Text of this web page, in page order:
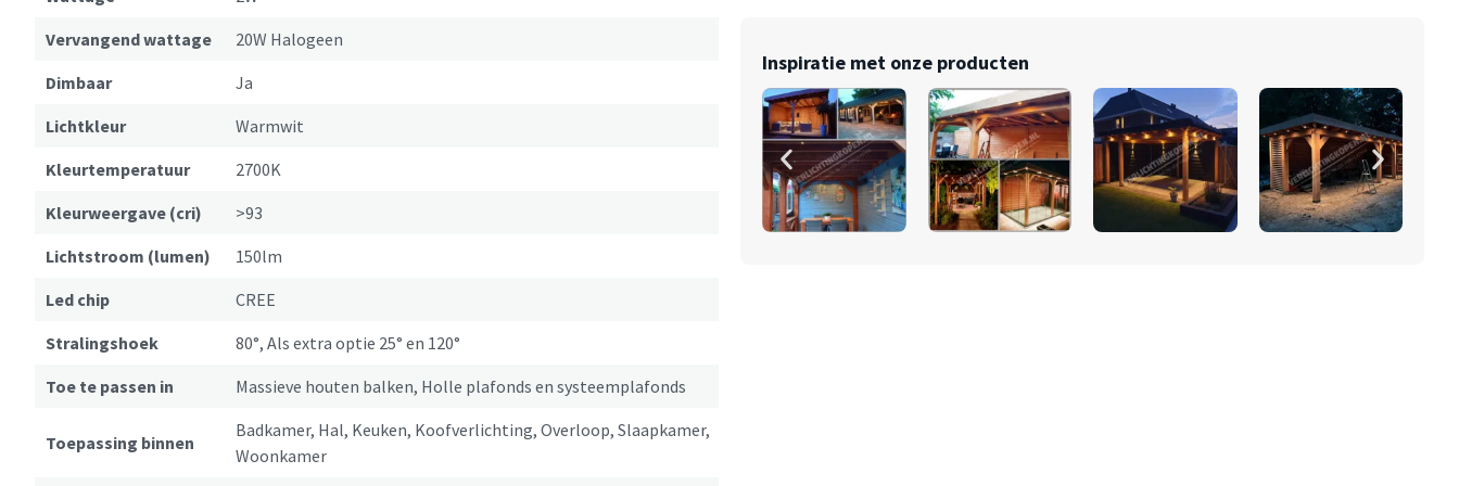
Vervangend wattage
20W Halogeen
Dimbaar
Ja
Lichtkleur
Warmwit
Kleurtemperatuur
2700K
Kleurweergave (cri)
>93
Lichtstroom (lumen)
150lm
Led chip
CREE
Stralingshoek
80°, Als extra optie 25° en 120°
Toe te passen in
Massieve houten balken, Holle plafonds en systeemplafonds
Toepassing binnen
Badkamer, Hal, Keuken, Koofverlichting, Overloop, Slaapkamer,
Woonkamer
Inspiratie met onze producten